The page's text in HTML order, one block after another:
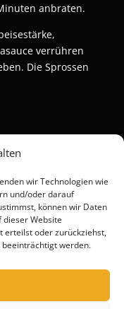
wir Technologien wie
und/oder darauf
können wir Daten
Website
erteilst oder zurückziehst,
werden.
anbraten.
verrühren
Die Sprossen